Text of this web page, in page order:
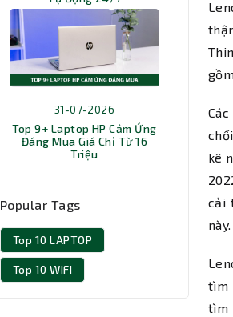
31-07-2026
Top 9+ Laptop HP Cảm Ứng
Đáng Mua Giá Chỉ Từ 16
Triệu
Popular Tags
Top 10 LAPTOP
Top 10 WIFI
kê
cải
này.
tìm
tìm